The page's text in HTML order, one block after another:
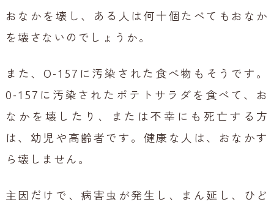
おなかを壊し、ある人は何十個たべてもおなか
を壊さないのでしょうか。
また、O-157に汚染された食べ物もそうです。
0-157に汚染されたポテトサラダを食べて、お
なかを壊したり、または不幸にも死亡する方
は、幼児や高齢者です。健康な人は、おなかす
ら壊しません。
主因だけで、病害虫が発生し、まん延し、ひど